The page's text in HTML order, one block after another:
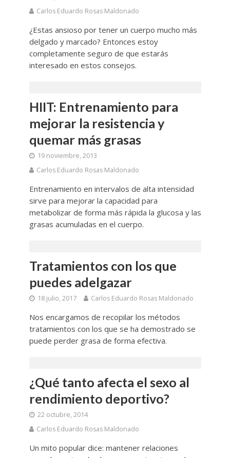
Carlos Eduardo Rosas Maldonado
¿Estas ansioso por tener un cuerpo mucho más
delgado y marcado? Entonces estoy
completamente seguro de que estarás
interesado en estos consejos.
HIIT: Entrenamiento para
mejorar la resistencia y
quemar más grasas
19 noviembre, 2013
Carlos Eduardo Rosas Maldonado
Entrenamiento en intervalos de alta intensidad
sirve para mejorar la capacidad para
metabolizar de forma más rápida la glucosa y las
grasas acumuladas en el cuerpo.
Tratamientos con los que
puedes adelgazar
18 julio, 2017 Carlos Eduardo Rosas Maldonado
Nos encargamos de recopilar los métodos
tratamientos con los que se ha demostrado se
puede perder grasa de forma efectiva.
¿Qué tanto afecta el sexo al
rendimiento deportivo?
22 octubre, 2014
Carlos Eduardo Rosas Maldonado
Un mito popular dice: mantener relaciones